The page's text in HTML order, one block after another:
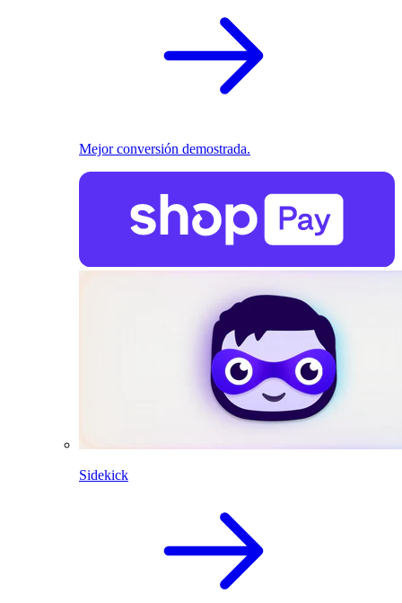
Mejor conversión demostrada.
Sidekick